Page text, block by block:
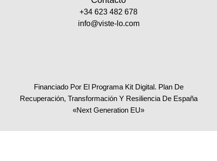
+34 623 482 678
info@viste-lo.com
Financiado Por El Programa Kit Digital. Plan De
Recuperación, Transformación Y Resiliencia De España
«Next Generation EU»